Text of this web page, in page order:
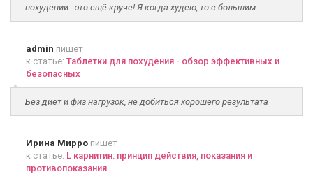
похудении - это ещё круче! Я когда худею, то с большим...
admin пишет
к статье: Таблетки для похудения - обзор эффективных и
безопасных
Без диет и физ нагрузок, не добиться хорошего результата
Ирина Мирро пишет
к статье: L карнитин: принцип действия, показания и
противопоказания